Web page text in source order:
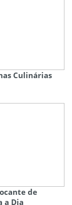
Culinárias
de
a Dia